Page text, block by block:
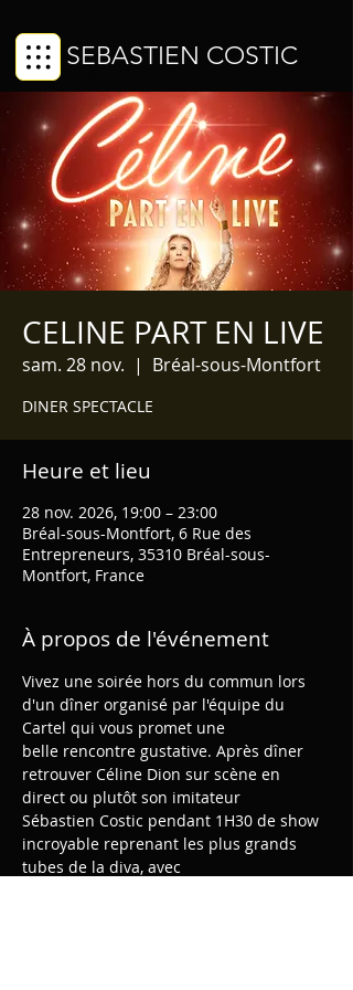
SEBASTIEN COSTIC
CELINE PART EN LIVE
sam. 28 nov.
  |
Bréal-sous-Montfort
DINER SPECTACLE
Heure et lieu
28 nov. 2026, 19:00 – 23:00
Bréal-sous-Montfort, 6 Rue des
Entrepreneurs, 35310 Bréal-sous-
Montfort, France
À propos de l'événement
Vivez une soirée hors du commun lors
d'un dîner organisé par l'équipe du
Cartel qui vous promet une
belle rencontre gustative. Après dîner
retrouver Céline Dion sur scène en
direct ou plutôt son imitateur
Sébastien Costic pendant 1H30 de show
incroyable reprenant les plus grands
tubes de la diva, avec